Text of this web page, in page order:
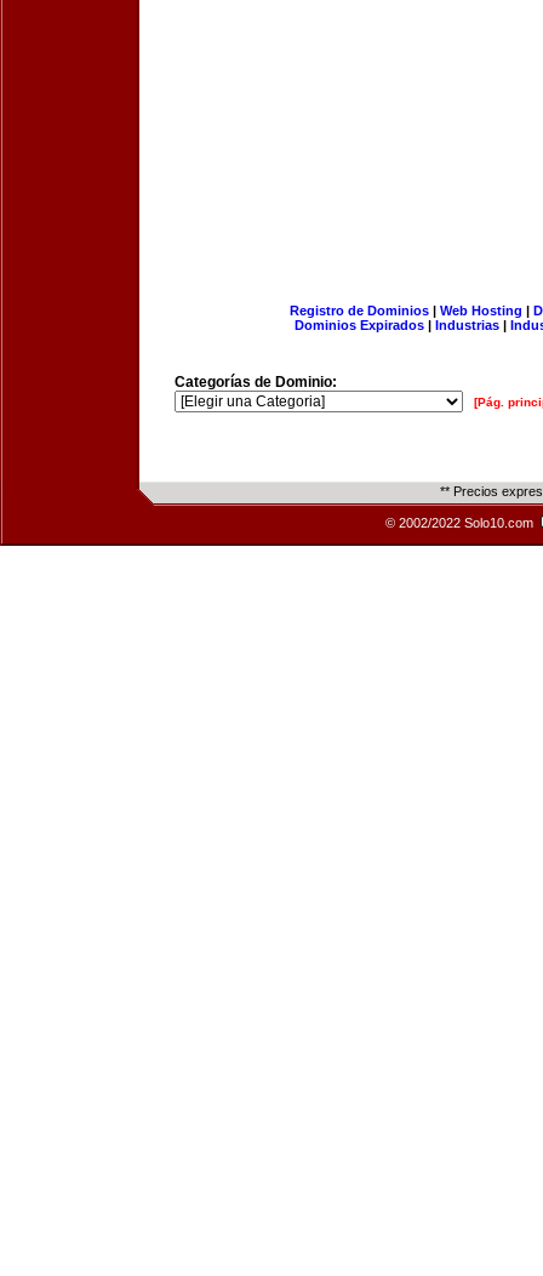
Registro de Dominios| Web Hosting |
Dominios Expirados | Industrias |
Categorías de Dominio:
[Pág.
** Precios
© 2002/2022 Solo10.com